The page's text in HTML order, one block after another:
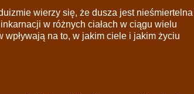
wierzy się, że dusza jest nieśmiertelna
w różnych ciałach w ciągu wielu
wpływają na to, w jakim ciele i jakim życiu